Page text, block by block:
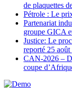
de plaquettes
Pétrole : Le
Partenariat
groupe GICA
Justice: Le
reporté 25
CAN-2026 –
coupe